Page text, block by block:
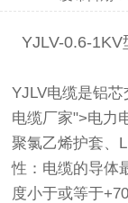
YJLV-0.6-
YJLV电缆是铝芯
电缆厂家">电力
聚氯乙烯护套、
性：电缆的导体
度小于或等于